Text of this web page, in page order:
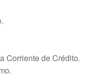
Corriente de Crédito.